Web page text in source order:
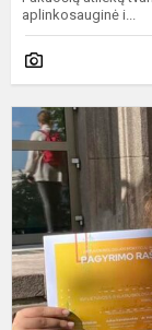
aplinkosauginė i...